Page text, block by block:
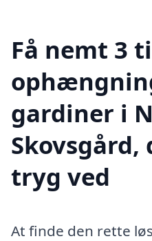
Få nemt 3
gardiner i
tryg ved
At finde den rette